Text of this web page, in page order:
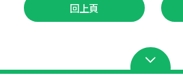
回上頁